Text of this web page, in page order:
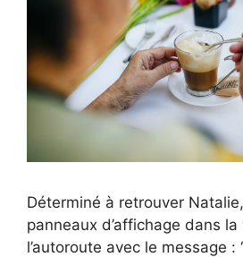
Déterminé à retrouver
panneaux d’affichage dans
l’autoroute avec le message :